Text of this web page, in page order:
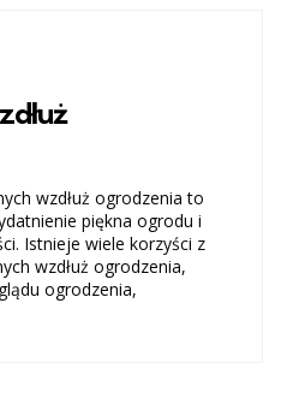
wzdłuż ogrodzenia to
piękna ogrodu i
Istnieje wiele korzyści z
wzdłuż ogrodzenia,
ogrodzenia,